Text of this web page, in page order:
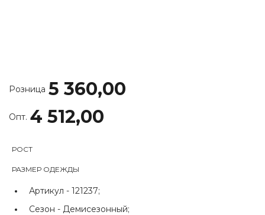
Розница 5 360,00
Опт. 4 512,00
РОСТ
РАЗМЕР ОДЕЖДЫ
Артикул - 121237;
Сезон - Демисезонный;